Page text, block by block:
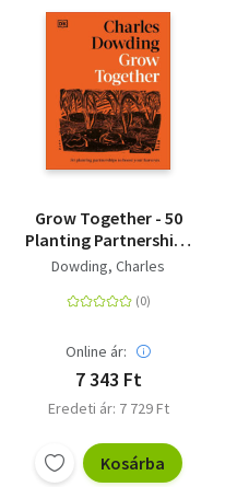
Grow Together - 50
Planting Partnerships
to Boost Your
Dowding, Charles
Online ár:
7 343 Ft
Eredeti ár: 7 729 Ft
Kosárba